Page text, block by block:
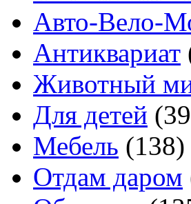
Авто-Вело-
Антиквариат
Животный
Для детей
Мебель (138)
Отдам даром